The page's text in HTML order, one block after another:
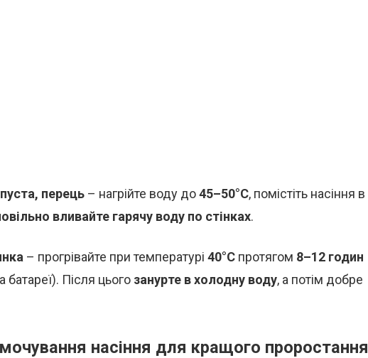
перець – нагрійте воду до45–50°C, помістіть насіння в
вливайте гарячу воду по стінках.
– прогрівайте при температурі 40°C протягом 8–12 годин
батареї). Після цього занурте в холодну воду, а потім добре
насіння для кращого проростання